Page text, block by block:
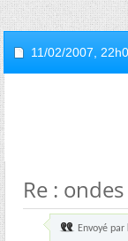
11/02/2007,
Re :
Envoyé par